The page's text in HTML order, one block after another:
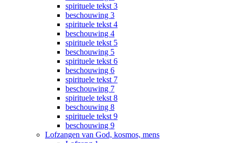
spirituele tekst 3
beschouwing 3
spirituele tekst 4
beschouwing 4
spirituele tekst 5
beschouwing 5
spirituele tekst 6
beschouwing 6
spirituele tekst 7
beschouwing 7
spirituele tekst 8
beschouwing 8
spirituele tekst 9
beschouwing 9
Lofzangen van God, kosmos, mens